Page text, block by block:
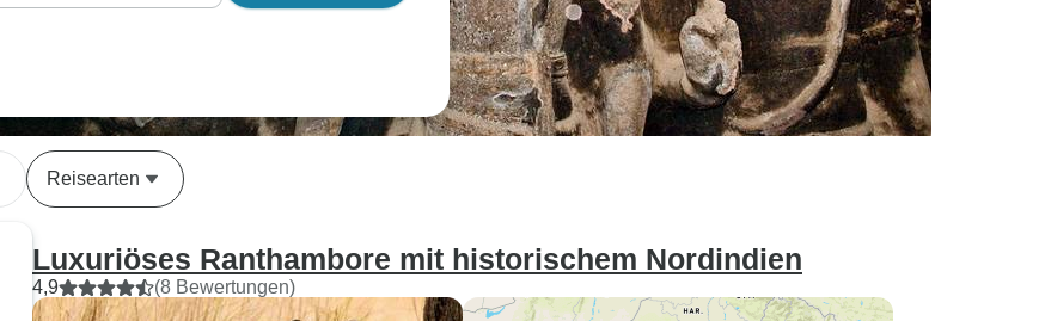
Reisearten
Luxuriöses Ranthambore mit historischem Nordindien
4,9 (8 Bewertungen)